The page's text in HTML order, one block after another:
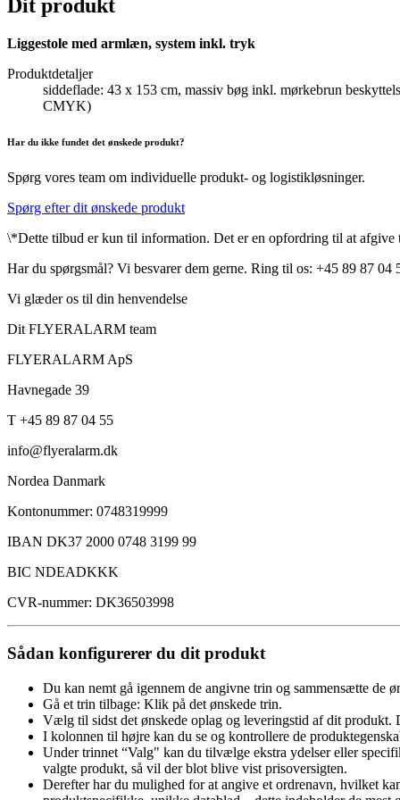
Dit produkt
Liggestole med armlæn, system inkl. tryk
Produktdetaljer
siddeflade: 43 x 153 cm, massiv bøg inkl. mørkebrun
CMYK)
Har du ikke fundet det ønskede produkt?
Spørg vores team om individuelle produkt- og logistikløsninger.
Spørg efter dit ønskede produkt
\*Dette tilbud er kun til information. Det er en opfordring til at
Har du spørgsmål? Vi besvarer dem gerne. Ring til os: +45 89 87 04
Vi glæder os til din henvendelse
Dit FLYERALARM team
FLYERALARM ApS
Havnegade 39
T +45 89 87 04 55
info@flyeralarm.dk
Nordea Danmark
Kontonummer: 0748319999
IBAN DK37 2000 0748 3199 99
BIC NDEADKKK
CVR-nummer: DK36503998
Sådan konfigurerer du dit produkt
Du kan nemt gå igennem de angivne trin og sammensætte de
Gå et trin tilbage: Klik på det ønskede trin.
Vælg til sidst det ønskede oplag og leveringstid af dit produkt.
I kolonnen til højre kan du se og kontrollere de
Under trinnet “Valg" kan du tilvælge ekstra ydelser eller
valgte produkt, så vil der blot blive vist prisoversigten.
Derefter har du mulighed for at angive et ordrenavn, hvilket